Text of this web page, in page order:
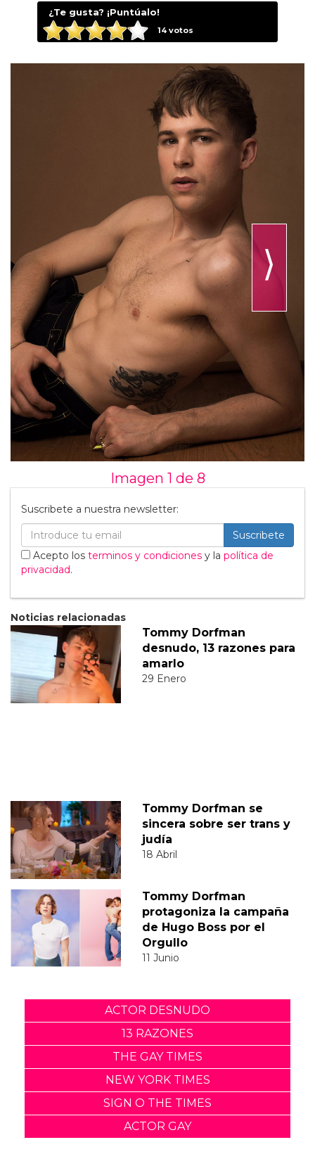
¿Te gusta? ¡Puntúalo!
14votos
⟩
Imagen 1 de 8
Suscribete a nuestra newsletter:
Suscribete
Acepto los terminos y condiciones y la política de
privacidad.
Noticias relacionadas
Tommy Dorfman
desnudo, 13 razones para
amarlo
29 Enero
Tommy Dorfman se
sincera sobre ser trans y
judía
18 Abril
Tommy Dorfman
protagoniza la campaña
de Hugo Boss por el
Orgullo
11 Junio
ACTOR DESNUDO
13 RAZONES
THE GAY TIMES
NEW YORK TIMES
SIGN O THE TIMES
ACTOR GAY